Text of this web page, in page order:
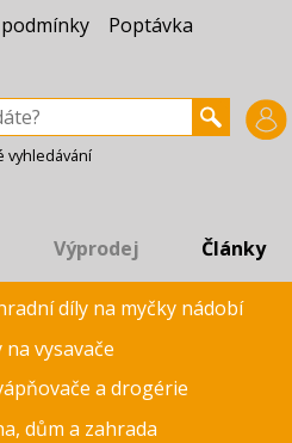
Poptávka
vyhledávání
Výprodej Články
díly na myčky nádobí
na vysavače
a drogérie
dům a zahrada